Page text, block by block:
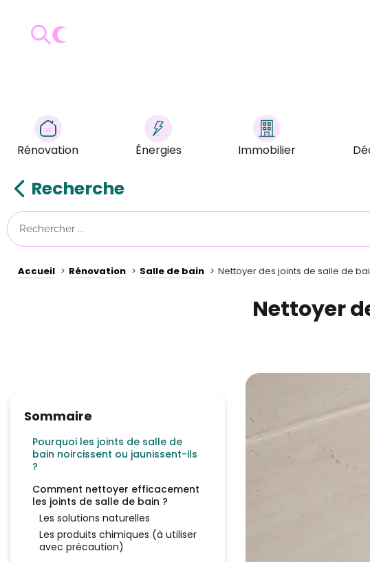
Rénovation Énergies Immobilier
Recherche
Accueil Rénovation Salle de bain Nettoyer des joints de salle de
Sommaire
Pourquoi les joints de salle de
bain noircissent ou jaunissent-ils
?
Comment nettoyer efficacement
les joints de salle de bain ?
Les solutions naturelles
Les produits chimiques (à utiliser
avec précaution)
Nettoyer